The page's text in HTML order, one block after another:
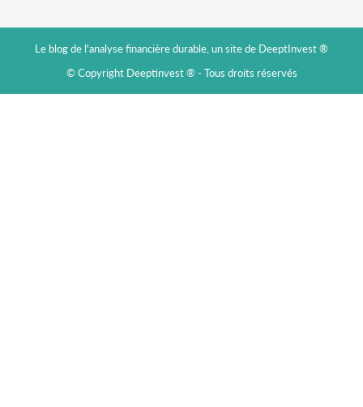
Le blog de l'analyse financière durable, un site de DeeptInvest ®
© Copyright Deeptinvest ® - Tous droits réservés